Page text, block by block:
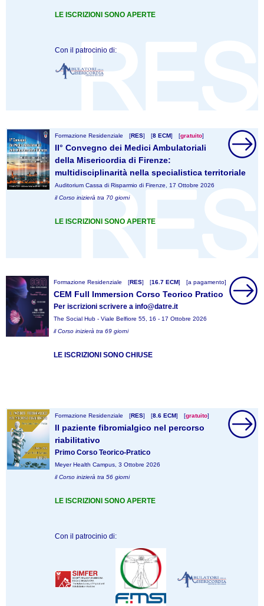
LE ISCRIZIONI SONO APERTE
Con il patrocinio di:
Formazione Residenziale [RES] [8 ECM] [gratuito]
II° Convegno dei Medici Ambulatoriali
della Misericordia di Firenze:
multidisciplinarità nella specialistica territoriale
Auditorium Cassa di Risparmio di Firenze, 17 Ottobre 2026
il Corso inizierà tra 70 giorni
LE ISCRIZIONI SONO APERTE
Formazione Residenziale [RES] [16.7 ECM] [a pagamento]
CEM Full Immersion Corso Teorico Pratico
Per iscrizioni scrivere a info@datre.it
The Social Hub - Viale Belfiore 55, 16 - 17 Ottobre 2026
il Corso inizierà tra 69 giorni
LE ISCRIZIONI SONO CHIUSE
Formazione Residenziale [RES] [8.6 ECM] [gratuito]
Il paziente fibromialgico nel percorso
riabilitativo
Primo Corso Teorico-Pratico
Meyer Health Campus, 3 Ottobre 2026
il Corso inizierà tra 56 giorni
LE ISCRIZIONI SONO APERTE
Con il patrocinio di: